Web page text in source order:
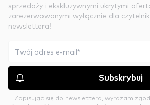
sprzedaży i ekskluzywnymi ukrytymi
zarezerwowanymi wyłącznie dla
newslettera!
Subskrybuj
Zapisując się do newslettera, wyrażam